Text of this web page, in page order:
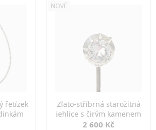
řetízek
NOVÉ
Zlato-stříbrná starožitná
jehlice s čirým kamenem
2 600 Kč